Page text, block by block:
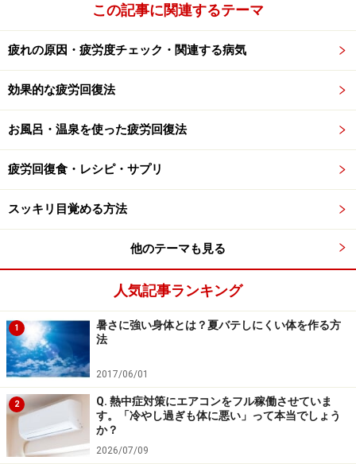
巻き肩予備軍かも…今すぐ自分で出来る巻
き肩セルフチェック
すぐ巻き肩チェックをやってみましょう。立位・座位・
仰向けとどんな姿勢でも確認できます。
■鏡でチェックする方法
全身が見える大きな鏡を使うと確認しやすいです。
1． 鏡の前に立ち、両腕をだらりと下げた状態で、親
指と人差し指で輪をつくります（力は入れずに軽くで
OK）。
この記事に関連するテーマ
疲れの原因・疲労度チェック・関連する病気
効果的な疲労回復法
お風呂・温泉を使った疲労回復法
疲労回復食・レシピ・サプリ
スッキリ目覚める方法
他のテーマも見る
人気記事ランキング
1
暑さに強い身体とは？夏バテしにくい体を作る方
法
2017/06/01
2
Q. 熱中症対策にエアコンをフル稼働させていま
す。「冷やし過ぎも体に悪い」って本当でしょう
か？
2026/07/09